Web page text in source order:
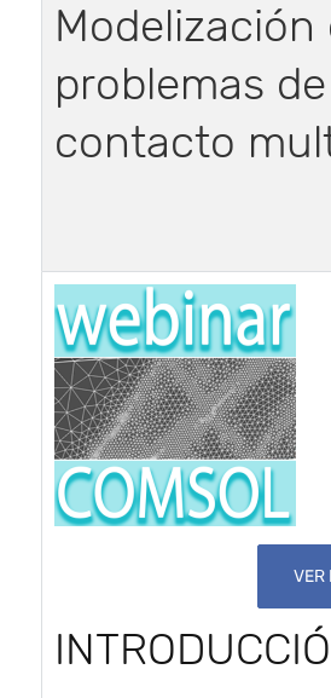
Modelización
problemas de
contacto
VER